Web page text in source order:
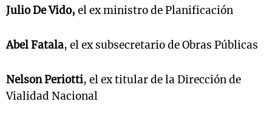
Julio De Vido, el ex ministro de Planificación
Abel Fatala, el ex subsecretario de Obras Públicas
Nelson Periotti, el ex titular de la Dirección de
Vialidad Nacional